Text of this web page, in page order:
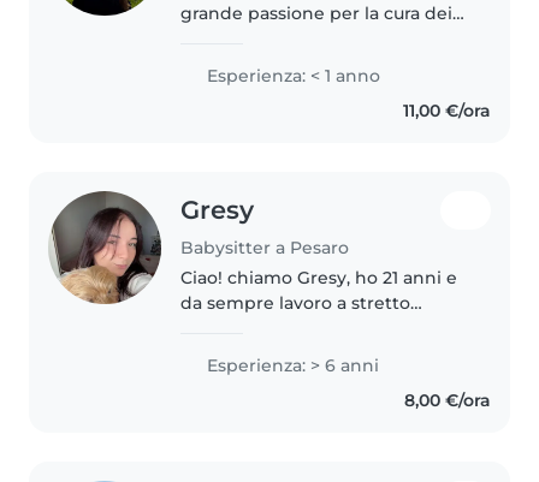
grande passione per la cura dei
leggere, suonare e inventare
giochi divertenti. Sono a mio
Esperienza: < 1 anno
11,00 €/ora
Gresy
Babysitter a Pesaro
Ciao! chiamo Gresy, ho 21 anni e
da sempre lavoro a stretto
dell'infanzia. La mia esperienza
nel babysitting nasce già
Esperienza: > 6 anni
8,00 €/ora